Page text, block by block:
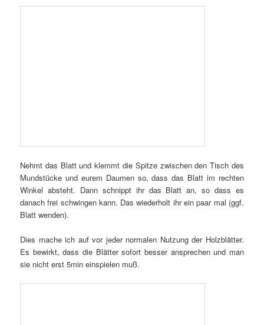
Nehmt das Blatt und klemmt die Spitze zwischen den Tisch des
Mundstücke und eurem Daumen so, dass das Blatt im rechten
Winkel absteht. Dann schnippt ihr das Blatt an, so dass es
danach frei schwingen kann. Das wiederholt ihr ein paar mal (ggf.
Blatt wenden).
Dies mache ich auf vor jeder normalen Nutzung der Holzblätter.
Es bewirkt, dass die Blätter sofort besser ansprechen und man
sie nicht erst 5min einspielen muß.